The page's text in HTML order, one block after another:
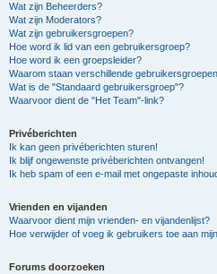
Wat zijn Beheerders?
Wat zijn Moderators?
Wat zijn gebruikersgroepen?
Hoe word ik lid van een gebruikersgroep?
Hoe word ik een groepsleider?
Waarom staan verschillende
Wat is de "Standaard gebruikersgroep"?
Waarvoor dient de "Het Team"-link?
Privéberichten
Ik kan geen privéberichten sturen!
Ik blijf ongewenste privéberichten ontvangen!
Ik heb spam of een e-mail met ongepaste
Vrienden en vijanden
Waarvoor dient mijn vrienden- en vijandenlijst?
Hoe verwijder of voeg ik gebruikers toe aan
Forums doorzoeken